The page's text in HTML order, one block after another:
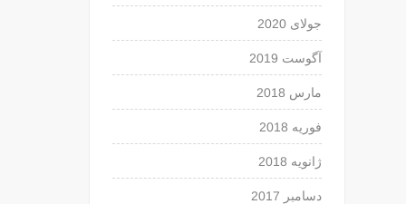
جولای 2020
آگوست 2019
مارس 2018
فوریه 2018
ژانویه 2018
دسامبر 2017